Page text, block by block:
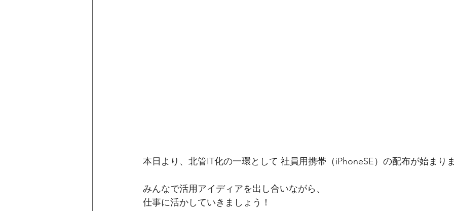
本日より、北管IT化の一環として 社員用携帯（iPhoneSE）の配布が始まり
みんなで活用アイディアを出し合いながら、
仕事に活かしていきましょう！